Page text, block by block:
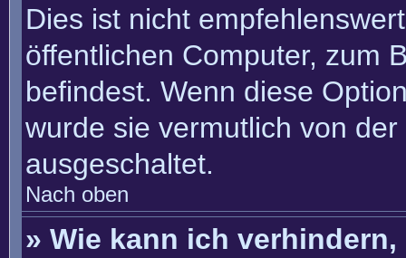
Dies ist nicht
öffentlichen Computer, zum
befindest. Wenn diese
wurde sie vermutlich von
ausgeschaltet.
Nach oben
» Wie kann ich